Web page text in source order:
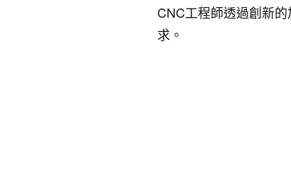
CNC工程師透過創新
求。